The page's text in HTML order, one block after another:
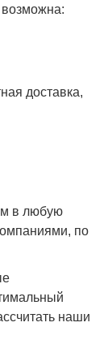
доставка,
в любую
по
наши